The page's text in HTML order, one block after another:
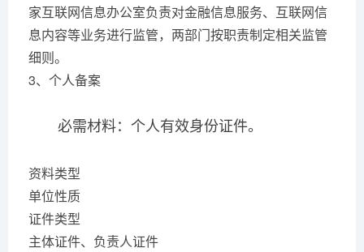
家互联网信息办公室负责对金融信息服务、互联网信
息内容等业务进行监管，两部门按职责制定相关监管
细则。
3、个人备案
必需材料：个人有效身份证件。
资料类型
单位性质
证件类型
主体证件、负责人证件